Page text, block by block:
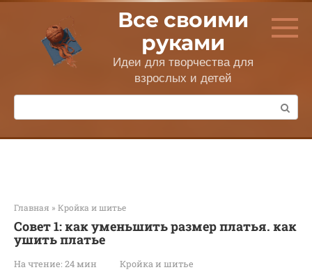
Перейти
контенту
Все своими
руками
Идеи для творчества для
взрослых и детей
Поиск:
Главная » Кройка и шитье
Совет 1: как уменьшить размер платья. как
ушить платье
На чтение: 24 мин Кройка и шитье